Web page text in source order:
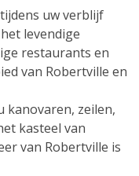
uw verblijf
levendige
restaurants en
van Robertville en
zeilen,
kasteel van
van Robertville is